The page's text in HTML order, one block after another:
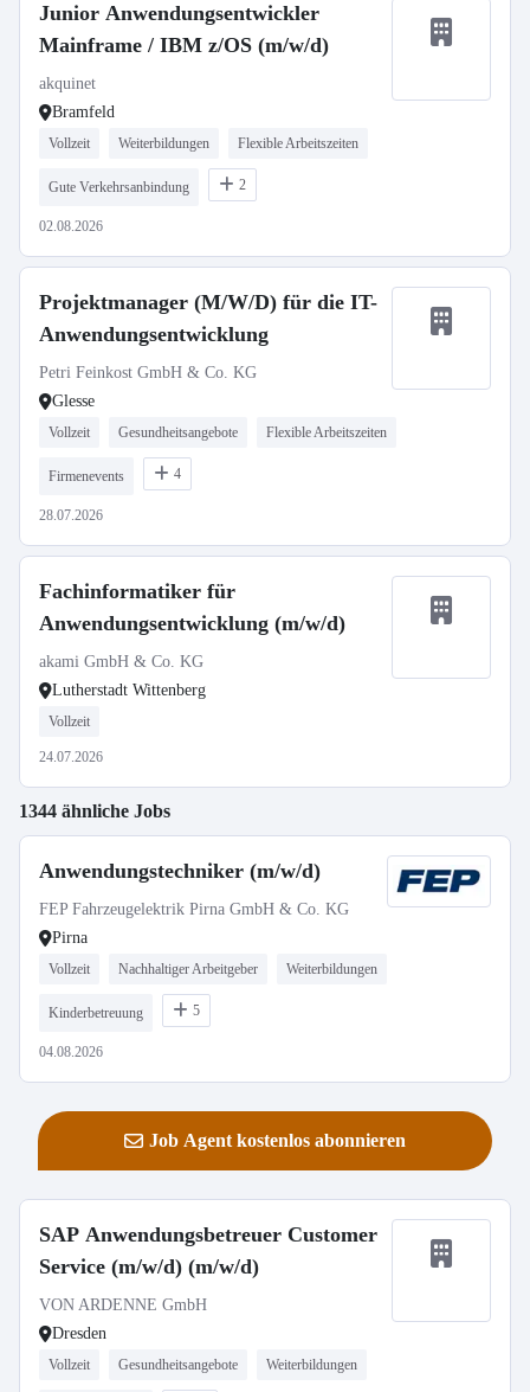
Junior Anwendungsentwickler
Mainframe / IBM z/OS (m/w/d)
akquinet
Bramfeld
Vollzeit Weiterbildungen Flexible Arbeitszeiten
Gute Verkehrsanbindung 2
02.08.2026
Projektmanager (M/W/D) für die IT-
Anwendungsentwicklung
Petri Feinkost GmbH & Co. KG
Glesse
Vollzeit Gesundheitsangebote Flexible Arbeitszeiten
Firmenevents 4
28.07.2026
Fachinformatiker für
Anwendungsentwicklung (m/w/d)
akami GmbH & Co. KG
Lutherstadt Wittenberg
Vollzeit
24.07.2026
1344 ähnliche Jobs
Anwendungstechniker (m/w/d)
FEP Fahrzeugelektrik Pirna GmbH & Co. KG
Pirna
Vollzeit Nachhaltiger Arbeitgeber Weiterbildungen
Kinderbetreuung 5
04.08.2026
Job Agent kostenlos abonnieren
SAP Anwendungsbetreuer Customer
Service (m/w/d) (m/w/d)
VON ARDENNE GmbH
Dresden
Vollzeit Gesundheitsangebote Weiterbildungen